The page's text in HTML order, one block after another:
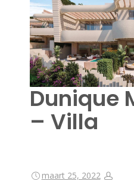
Dunique
– Villa
maart 25, 2022